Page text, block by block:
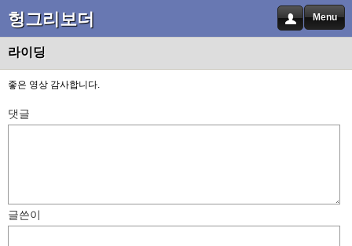
헝그리보더 Menu
라이딩
좋은 영상 감사합니다.
댓글
글쓴이